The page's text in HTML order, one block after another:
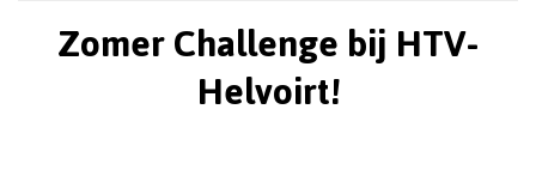
Zomer Challenge bij HTV-
Helvoirt!